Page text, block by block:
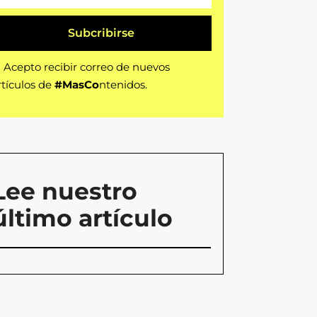
Acepto recibir correo de nuevos
de #MasContenidos.
Subcribirse
nuestro
artículo